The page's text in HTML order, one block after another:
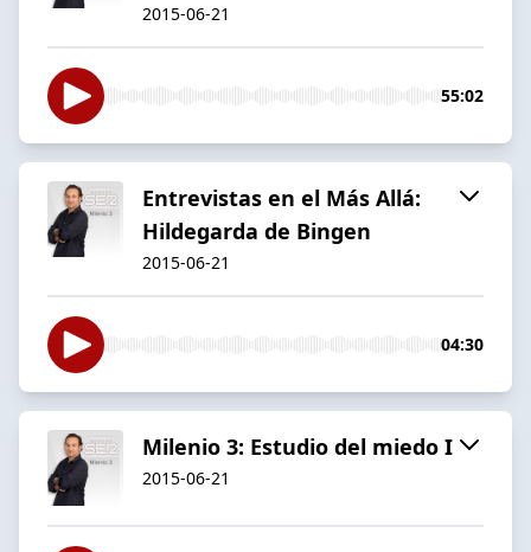
2015-06-21
55:02
Entrevistas en el Más Allá:
Hildegarda de Bingen
2015-06-21
04:30
Milenio 3: Estudio del miedo I
2015-06-21